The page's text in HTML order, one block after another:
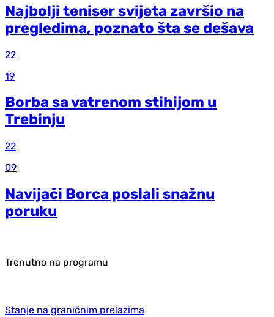
Najbolji teniser svijeta završio na
pregledima, poznato šta se dešava
22
19
Borba sa vatrenom stihijom u
Trebinju
22
09
Navijači Borca poslali snažnu
poruku
Trenutno na programu
Stanje na graničnim prelazima